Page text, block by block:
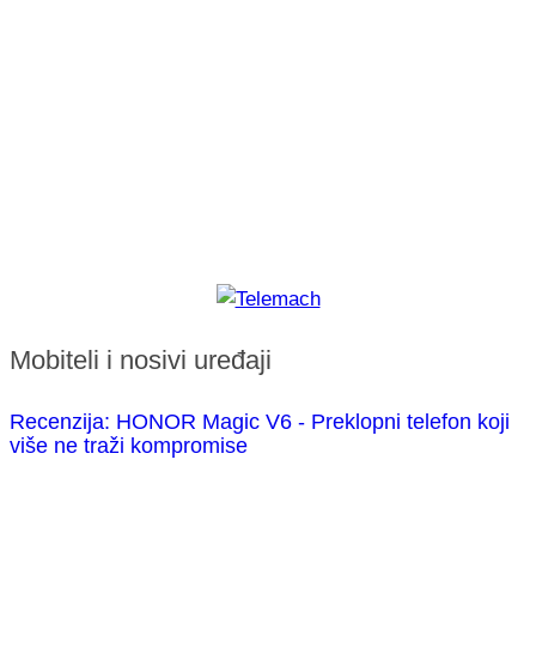
Mobiteli i nosivi uređaji
Recenzija: HONOR Magic V6 - Preklopni telefon koji
više ne traži kompromise